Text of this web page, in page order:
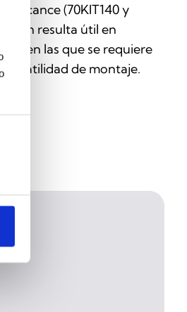
alcance (70KIT140 y
resulta útil en
en las que se requiere
de montaje.